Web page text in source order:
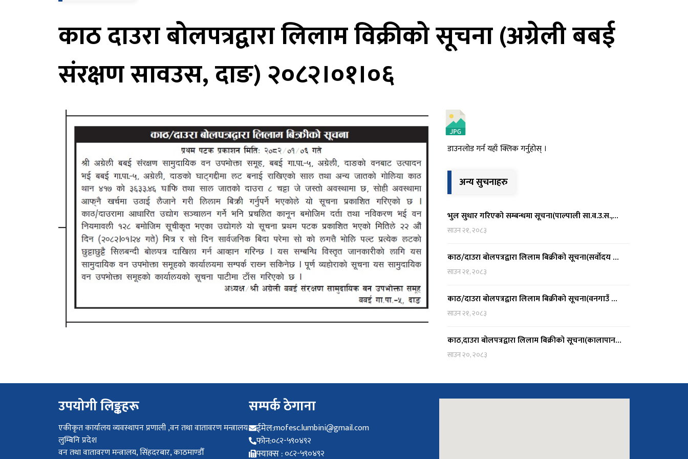
काठ दाउरा बोलपत्रद्वारा लिलाम विक्रीको सूचना (अग्रेली बबई
संरक्षण सावउस, दाङ) २०८२।०१।०६
डाउनलोड गर्न यहाँ क्लिक गर्नुहोस् ।
अन्य सुचनाहरु
भुल सुधार गरिएको सम्बन्धमा सूचना(पाल्पाली सा.व.उ.स.,…
साउन २१, २०८३
काठ/दाउरा बोलपत्रद्वारा लिलाम बिक्रीको सूचना(सर्वोदय …
साउन २१, २०८३
काठ/दाउरा बोलपत्रद्वारा लिलाम बिक्रीको सूचना(वनगाउँ …
साउन २१, २०८३
काठ,दाउरा बोलपत्रद्वारा लिलाम बिक्रीको सूचना(कालापान…
साउन २०, २०८३
उपयोगी लिङ्कहरू
एकीकृत कार्यालय व्यवस्थापन प्रणाली ,वन तथा वातावरण मन्त्रालय
लुम्बिनि प्रदेश
वन तथा वातावरण मन्त्रालय, सिंहदरबार, काठमाण्डौँ
सम्पर्क ठेगाना
ईमेल:mofesc.lumbini@gmail.com
फोन:०८२-५९०४९२
फ्याक्स :०८२-५९०४९२